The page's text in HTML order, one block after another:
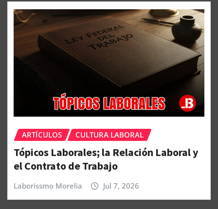
ARTÍCULOS CULTURA LABORAL
Tópicos Laborales; la Relación Laboral y
el Contrato de Trabajo
Laborissmo Morelia Jul 7, 2026